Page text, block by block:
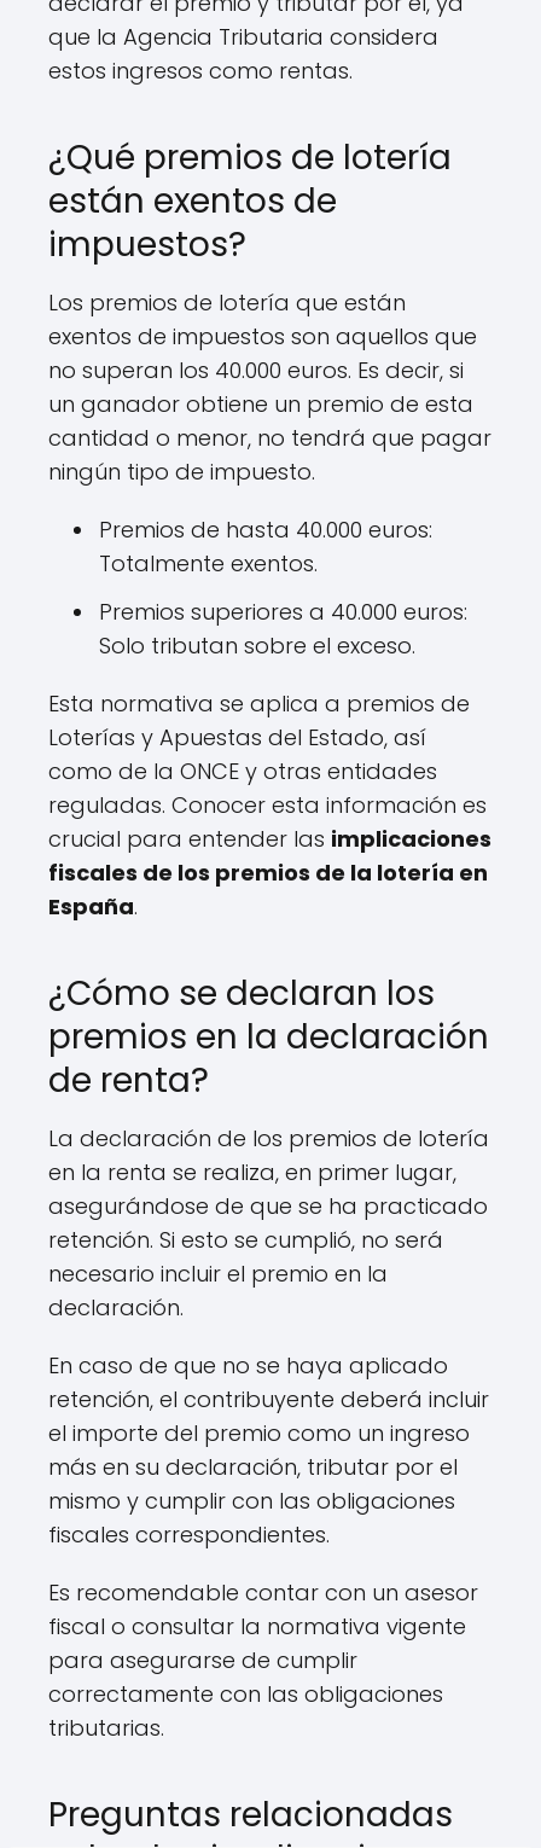
que la Agencia Tributaria considera
estos ingresos como rentas.
¿Qué premios de lotería
están exentos de
impuestos?
Los premios de lotería que están
exentos de impuestos son aquellos que
no superan los 40.000 euros. Es decir, si
un ganador obtiene un premio de esta
cantidad o menor, no tendrá que pagar
ningún tipo de impuesto.
Premios de hasta 40.000 euros:
Totalmente exentos.
Premios superiores a 40.000 euros:
Solo tributan sobre el exceso.
Esta normativa se aplica a premios de
Loterías y Apuestas del Estado, así
como de la ONCE y otras entidades
reguladas. Conocer esta información es
crucial para entender las implicaciones
fiscales de los premios de la lotería en
España.
¿Cómo se declaran los
premios en la declaración
de renta?
La declaración de los premios de lotería
en la renta se realiza, en primer lugar,
asegurándose de que se ha practicado
retención. Si esto se cumplió, no será
necesario incluir el premio en la
declaración.
En caso de que no se haya aplicado
retención, el contribuyente deberá incluir
el importe del premio como un ingreso
más en su declaración, tributar por el
mismo y cumplir con las obligaciones
fiscales correspondientes.
Es recomendable contar con un asesor
fiscal o consultar la normativa vigente
para asegurarse de cumplir
correctamente con las obligaciones
tributarias.
Preguntas relacionadas